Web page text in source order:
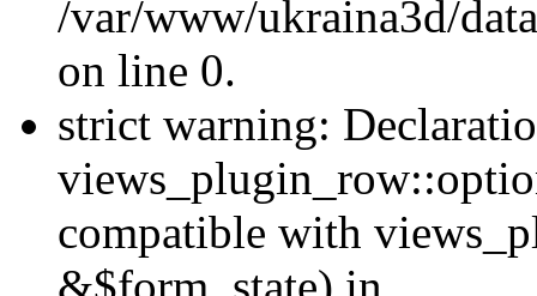
/var/www/ukraina3d/
on line 0.
strict warning:
compatible with